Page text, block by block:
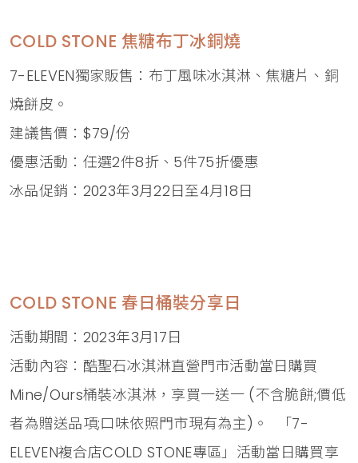
COLD STONE 焦糖布丁冰銅燒
7-ELEVEN獨家販售：布丁風味冰淇淋、焦糖片、銅
燒餅皮。
建議售價：$79/份
優惠活動：任選2件8折、5件75折優惠
冰品促銷：2023年3月22日至4月18日
COLD STONE 春日桶裝分享日
活動期間：2023年3月17日
活動內容：酷聖石冰淇淋直營門市活動當日購買
Mine/Ours桶裝冰淇淋，享買一送一 (不含脆餅;價低
者為贈送品項;口味依照門市現有為主)。 「7-
ELEVEN複合店COLD STONE專區」活動當日購買享